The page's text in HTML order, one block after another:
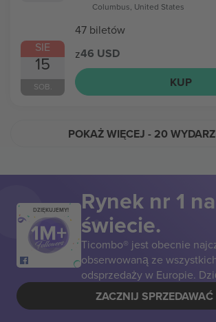
SIE
15
SOB.
Columbus, United States
47 biletów
z46 USD
KUP
POKAŻ WIĘCEJ - 20
DZIĘKUJEMY! Rynek nr 1 na
świecie.
Ticombo® jest obecnie
obserwowaną ze
odsprzedaży w Europie.
ZACZNIJ SPRZEDAWAĆ